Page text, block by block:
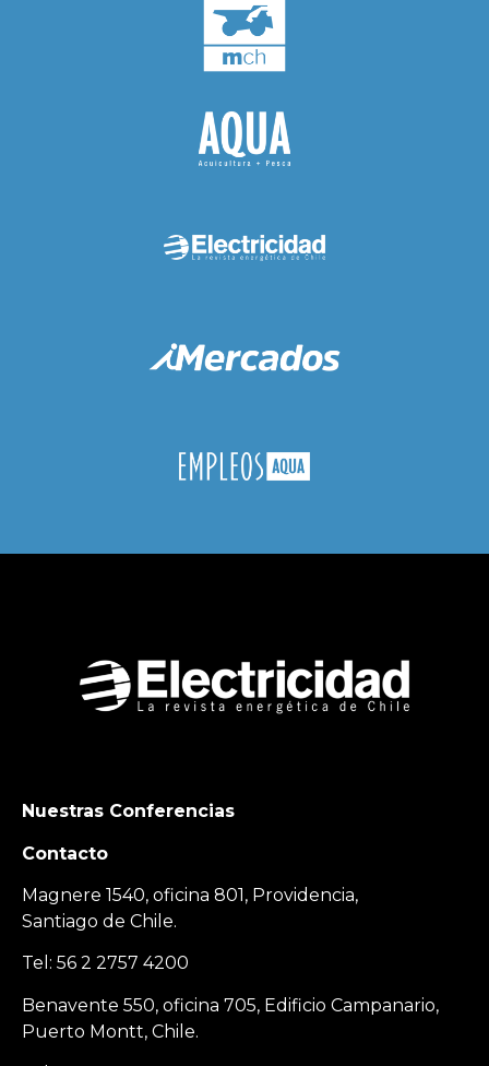
Nuestras Conferencias
Contacto
Magnere 1540, oficina 801, Providencia,
Santiago de Chile.
Tel: 56 2 2757 4200
Benavente 550, oficina 705, Edificio Campanario,
Puerto Montt, Chile.